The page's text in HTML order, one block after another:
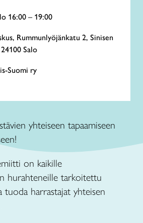
16:00 – 19:00
Rummunlyöjänkatu 2, Sinisen
Salo
Suomi ry
yhteiseen tapaamiseen
on kaikille
hurahteneille tarkoitettu
tuoda harrastajat yhteisen